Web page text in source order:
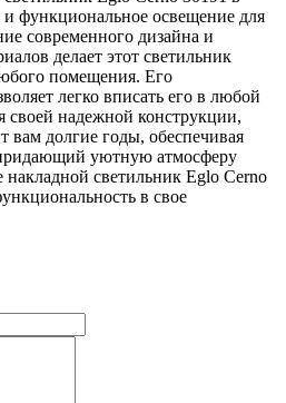
и функциональное освещение для
современного дизайна и
делает этот светильник
помещения. Его
легко вписать его в любой
своей надежной конструкции,
вам долгие годы, обеспечивая
уютную атмосферу
светильник Eglo Cerno
в свое